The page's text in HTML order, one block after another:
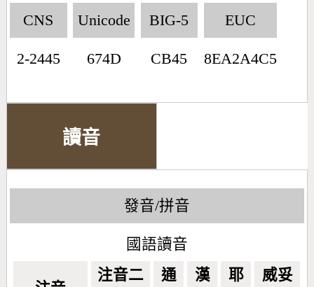
CNS
2-2445
Unicode
674D
BIG-5
CB45
EUC
8EA2A4C5
讀音
發音/拼音
國語讀音
注音二 通 漢 耶 威妥